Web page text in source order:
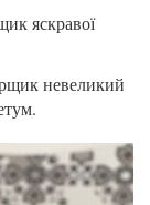
яскравої
невеликий